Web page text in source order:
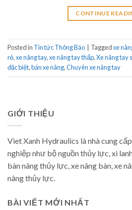
CONTINUE
Posted in Tin tức Thông Báo Taggedxe
rẻ,xe nâng tay,xe nâng tay thấp,Xe nâng tay
đặc biệt,bán xe nâng,Chuyên xe nâng tay
GIỚI THIỆU
Viet Xanh Hydraulics là nhà cung
nghiệp như bộ nguồn thủy lực, xi
bàn nâng thủy lực, xe nâng bàn, xe
nâng thủy lực.
BÀI VIẾT MỚI NHẤT